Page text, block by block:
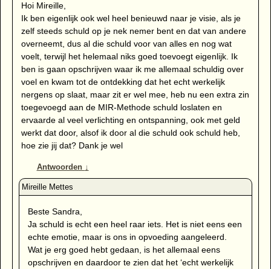
Hoi Mireille,
Ik ben eigenlijk ook wel heel benieuwd naar je visie, als je
zelf steeds schuld op je nek nemer bent en dat van andere
overneemt, dus al die schuld voor van alles en nog wat
voelt, terwijl het helemaal niks goed toevoegt eigenlijk. Ik
ben is gaan opschrijven waar ik me allemaal schuldig over
voel en kwam tot de ontdekking dat het echt werkelijk
nergens op slaat, maar zit er wel mee, heb nu een extra zin
toegevoegd aan de MIR-Methode schuld loslaten en
ervaarde al veel verlichting en ontspanning, ook met geld
werkt dat door, alsof ik door al die schuld ook schuld heb,
hoe zie jij dat? Dank je wel
Antwoorden ↓
Beste Sandra,
Ja schuld is echt een heel raar iets. Het is niet eens een
echte emotie, maar is ons in opvoeding aangeleerd.
Wat je erg goed hebt gedaan, is het allemaal eens
opschrijven en daardoor te zien dat het ‘echt werkelijk